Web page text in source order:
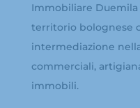
Immobiliare Duemila
territorio bolognese
intermediazione
commerciali,
immobili.